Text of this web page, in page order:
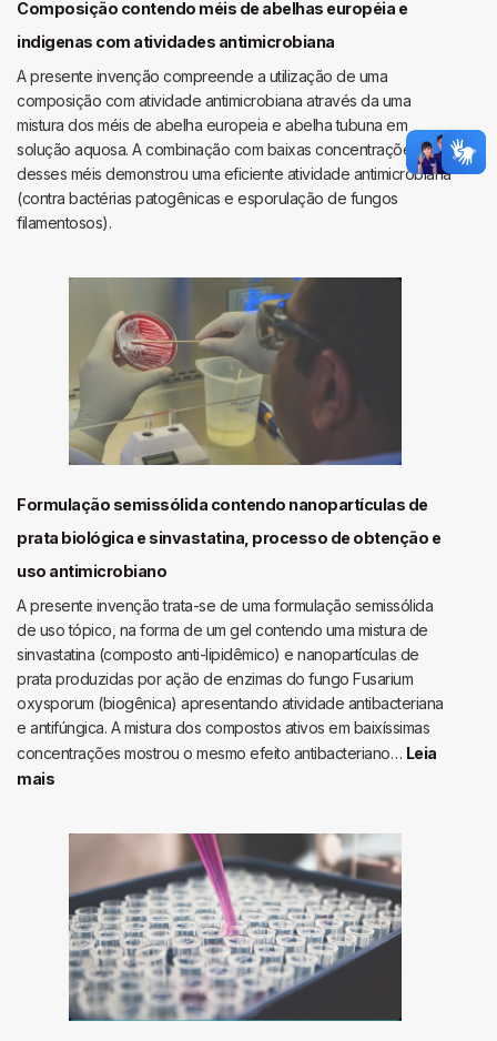
de
microbiano
Composição contendo méis de abelhas européia e
indigenas com atividades antimicrobiana
A presente invenção compreende a utilização de uma
composição com atividade antimicrobiana através da uma
mistura dos méis de abelha europeia e abelha tubuna em
solução aquosa. A combinação com baixas concentrações
desses méis demonstrou uma eficiente atividade antimicrobiana
(contra bactérias patogênicas e esporulação de fungos
filamentosos).
Formulação semissólida contendo nanopartículas de
prata biológica e sinvastatina, processo de obtenção e
uso antimicrobiano
A presente invenção trata-se de uma formulação semissólida
de uso tópico, na forma de um gel contendo uma mistura de
sinvastatina (composto anti-lipidêmico) e nanopartículas de
prata produzidas por ação de enzimas do fungo Fusarium
oxysporum (biogênica) apresentando atividade antibacteriana
e antifúngica. A mistura dos compostos ativos em baixíssimas
concentrações mostrou o mesmo efeito antibacteriano… Leia
mais:
semissólida
nanopartículas
prata
biológica
sinvastatina,